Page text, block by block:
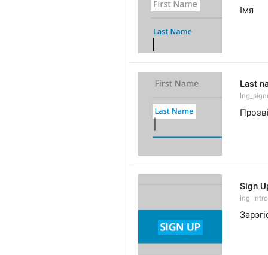
Імя
Last
Sign